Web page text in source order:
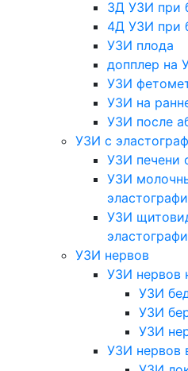
3Д УЗИ при
4Д УЗИ при
УЗИ плода
допплер на
УЗИ
УЗИ на
УЗИ после
УЗИ с
УЗИ печени
УЗИ
УЗИ
УЗИ нервов
УЗИ нервов
УЗИ
УЗИ
УЗИ
УЗИ нервов